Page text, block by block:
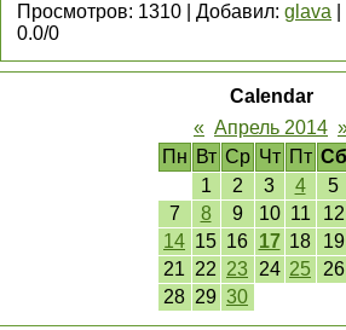
Просмотров: 1310 Добавил: glava
0.0/0
Calendar
« Апрель 2014
Пн Вт Ср Чт Пт Сб
1
2 3 4 5
7
8 9 10 11 12
14 15 16 17 18 19
21 22 23 24 25 26
28 29 30